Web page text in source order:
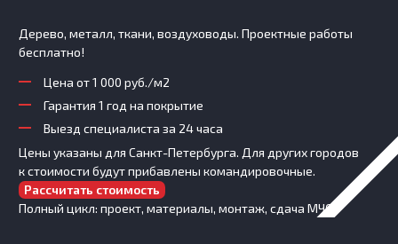
Дерево, металл, ткани, воздуховоды. Проектные работы
бесплатно!
Цена от 1 000 руб./м2
Гарантия 1 год на покрытие
Выезд специалиста за 24 часа
Цены указаны для Санкт-Петербурга. Для других городов
к стоимости будут прибавлены командировочные.
Рассчитать стоимость
Полный цикл: проект, материалы, монтаж, сдача МЧС.